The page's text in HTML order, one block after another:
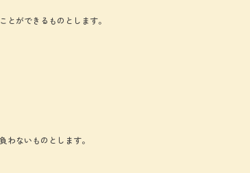
ができるものとします。
ないものとします。